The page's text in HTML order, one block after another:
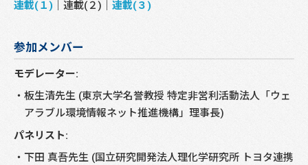
連載(１) ｜連載(２)｜ 連載(３)
参加メンバー
モデレーター:
板生清先生 (東京大学名誉教授 特定非営利活動法人「ウェ
アラブル環境情報ネット推進機構」理事長)
パネリスト:
下田 真吾先生 (国立研究開発法人理化学研究所 トヨタ連携